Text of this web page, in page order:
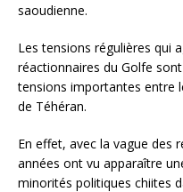
saoudienne.
Les tensions régulières qui
réactionnaires du Golfe
tensions importantes entre
de Téhéran.
En effet, avec la vague des
années ont vu apparaître
minorités politiques chiites